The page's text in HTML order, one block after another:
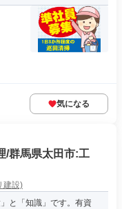
気になる
/群馬県太田市:工
建設)
と「知識」です。有資